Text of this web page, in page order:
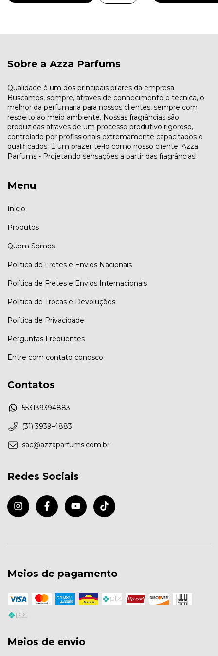
Sobre a Azza Parfums
Qualidade é um dos principais pilares da empresa.
Buscamos, sempre, através de conhecimento e técnica, o
melhor da perfumaria para nossos clientes, sempre com
respeito ao meio ambiente. Nossas fragrâncias são
produzidas através de um processo produtivo rigoroso,
controlado por profissionais extremamente capacitados e
qualificados. É um prazer tê-lo como nosso cliente. Azza
Parfums - Projetando sensações a partir das fragrâncias!
Menu
Início
Produtos
Quem Somos
Política de Fretes e Envios Nacionais
Política de Fretes e Envios Internacionais
Política de Trocas e Devoluções
Política de Privacidade
Perguntas Frequentes
Entre com contato conosco
Contatos
553139394883
(31) 3939-4883
sac@azzaparfums.com.br
Redes Sociais
Meios de pagamento
Meios de envio